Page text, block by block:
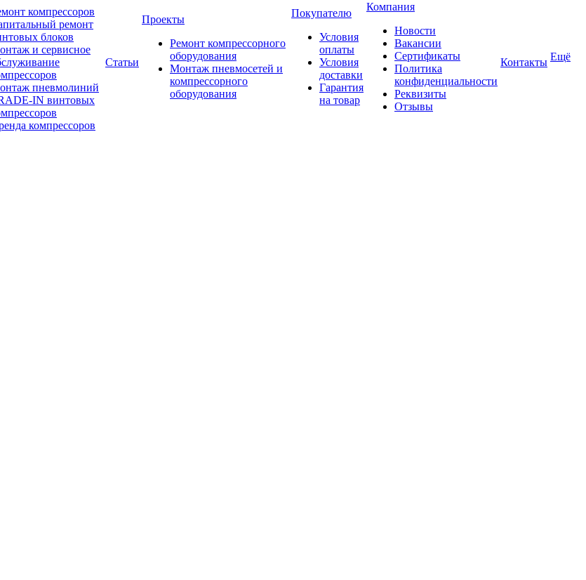
компрессоров
ремонт
блоков
и сервисное
пневмолиний
IN винтовых
компрессоров
Статьи
Проекты
Ремонт компрессорного
оборудования
Монтаж пневмосетей и
компрессорного
оборудования
Покупателю
Условия
оплаты
Условия
доставки
Гарантия
на товар
Компания
Новости
Вакансии
Сертификаты
Политика
конфиденциальности
Реквизиты
Отзывы
Контакты Ещё